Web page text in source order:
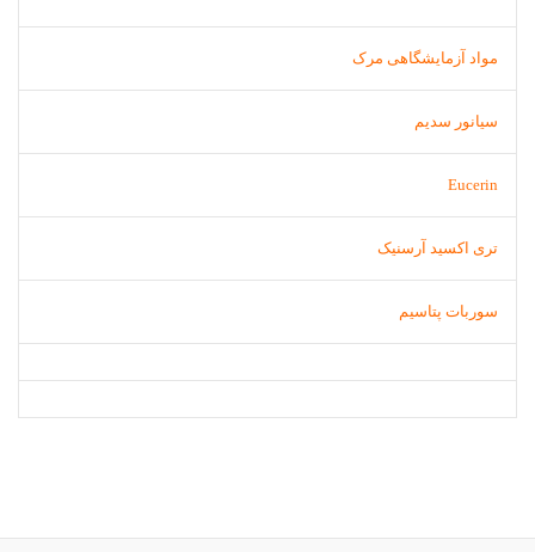
مواد آزمایشگاهی مرک
سیانور سدیم
Eucerin
تری اکسید آرسنیک
سوربات پتاسیم